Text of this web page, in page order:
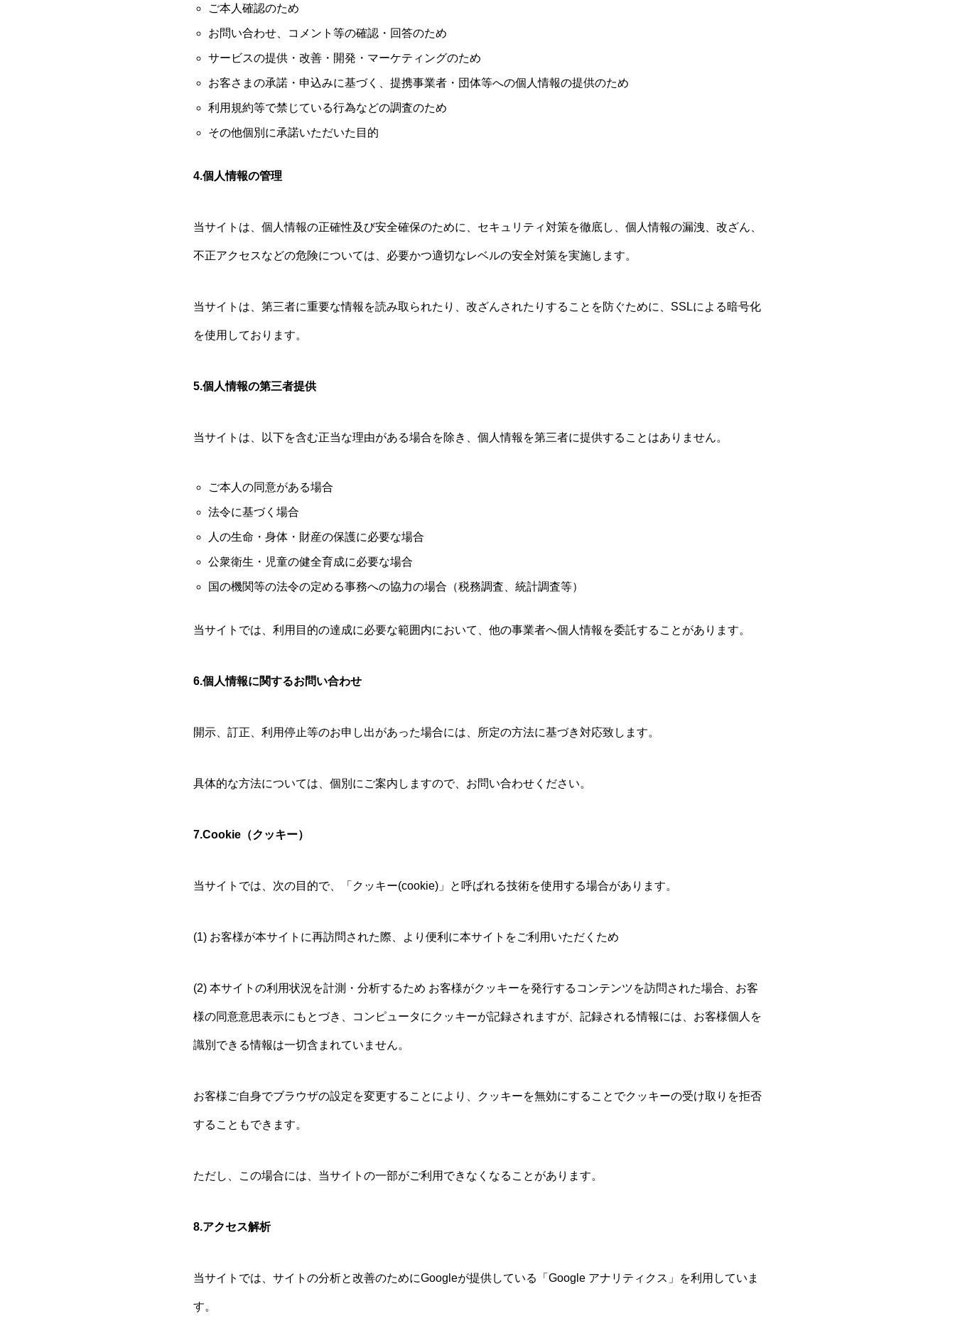
ご本人確認のため
お問い合わせ、コメント等の確認・回答のため
サービスの提供・改善・開発・マーケティングのため
お客さまの承諾・申込みに基づく、提携事業者・団体等への個人情報の提供のため
利用規約等で禁じている行為などの調査のため
その他個別に承諾いただいた目的
4.個人情報の管理
当サイトは、個人情報の正確性及び安全確保のために、セキュリティ対策を徹底し、個人情報の漏洩、改ざん、
不正アクセスなどの危険については、必要かつ適切なレベルの安全対策を実施します。
当サイトは、第三者に重要な情報を読み取られたり、改ざんされたりすることを防ぐために、SSLによる暗号化
を使用しております。
5.個人情報の第三者提供
当サイトは、以下を含む正当な理由がある場合を除き、個人情報を第三者に提供することはありません。
ご本人の同意がある場合
法令に基づく場合
人の生命・身体・財産の保護に必要な場合
公衆衛生・児童の健全育成に必要な場合
国の機関等の法令の定める事務への協力の場合（税務調査、統計調査等）
当サイトでは、利用目的の達成に必要な範囲内において、他の事業者へ個人情報を委託することがあります。
6.個人情報に関するお問い合わせ
開示、訂正、利用停止等のお申し出があった場合には、所定の方法に基づき対応致します。
具体的な方法については、個別にご案内しますので、お問い合わせください。
7.Cookie（クッキー）
当サイトでは、次の目的で、「クッキー(cookie)」と呼ばれる技術を使用する場合があります。
(1) お客様が本サイトに再訪問された際、より便利に本サイトをご利用いただくため
(2) 本サイトの利用状況を計測・分析するため お客様がクッキーを発行するコンテンツを訪問された場合、お客
様の同意意思表示にもとづき、コンピュータにクッキーが記録されますが、記録される情報には、お客様個人を
識別できる情報は一切含まれていません。
お客様ご自身でブラウザの設定を変更することにより、クッキーを無効にすることでクッキーの受け取りを拒否
することもできます。
ただし、この場合には、当サイトの一部がご利用できなくなることがあります。
8.アクセス解析
当サイトでは、サイトの分析と改善のためにGoogleが提供している「Google アナリティクス」を利用していま
す。